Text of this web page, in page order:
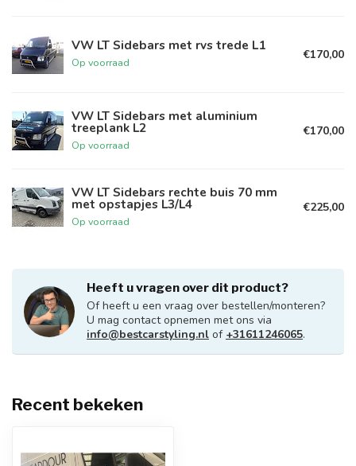
VW LT Sidebars met rvs trede L1
Op voorraad
€170,00
VW LT Sidebars met aluminium
treeplank L2
Op voorraad
€170,00
VW LT Sidebars rechte buis 70 mm
met opstapjes L3/L4
Op voorraad
€225,00
Heeft u vragen over dit product?
Of heeft u een vraag over bestellen/monteren?
U mag contact opnemen met ons via
info@bestcarstyling.nl of +31611246065.
Recent bekeken